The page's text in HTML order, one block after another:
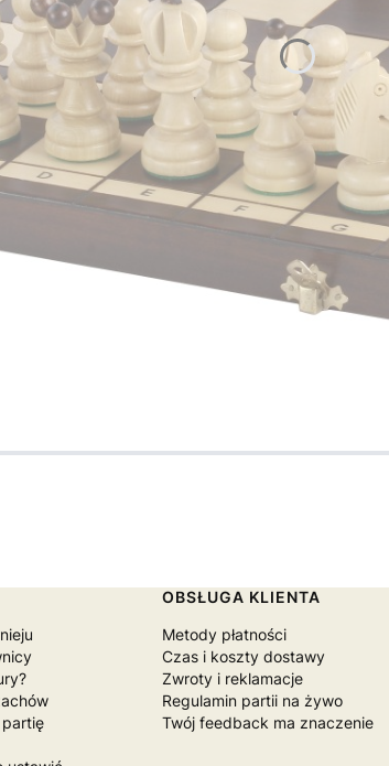
OBSŁUGA KLIENTA
Metody płatności
Czas i koszty dostawy
Zwroty i reklamacje
Regulamin partii na żywo
Twój feedback ma znaczenie